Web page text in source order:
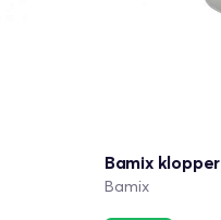
Bamix klopper
Bamix